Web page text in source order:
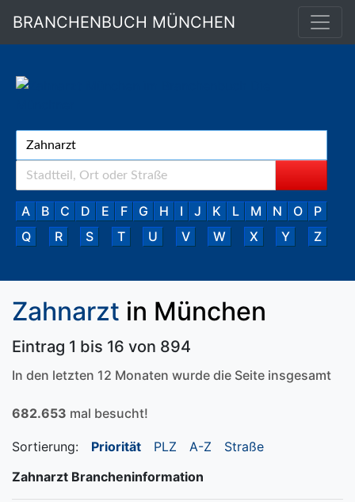
BRANCHENBUCH MÜNCHEN
A B C D E F G H I J K L M N O
P
Q
R S T U V W X Y Z
Zahnarzt in München
Eintrag 1 bis 16 von 894
In den letzten 12 Monaten wurde die Seite insgesamt
682.653 mal besucht!
Sortierung: Priorität PLZ A-Z
Straße
Zahnarzt Brancheninformation